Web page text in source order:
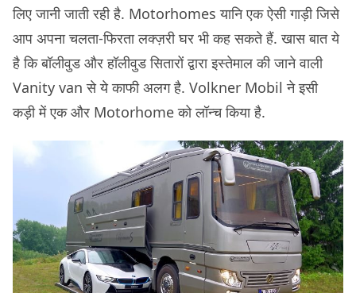
लिए जानी जाती रही है. Motorhomes यानि एक ऐसी गाड़ी जिसे
आप अपना चलता-फिरता लक्ज़री घर भी कह सकते हैं. खास बात ये
है कि बॉलीवुड और हॉलीवुड सितारों द्वारा इस्तेमाल की जाने वाली
Vanity van से ये काफी अलग है. Volkner Mobil ने इसी
कड़ी में एक और Motorhome को लॉन्च किया है.